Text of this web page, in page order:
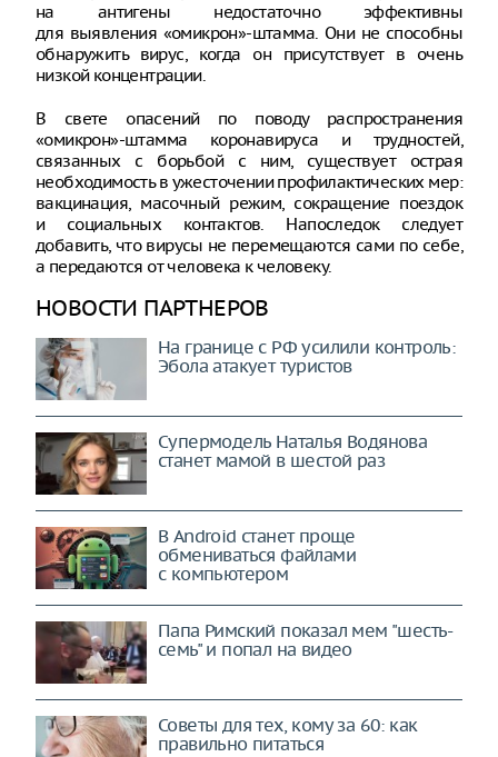
на антигены недостаточно эффективны
для выявления «омикрон»-штамма. Они не способны
обнаружить вирус, когда он присутствует в очень
низкой концентрации.
В свете опасений по поводу распространения
«омикрон»-штамма коронавируса и трудностей,
связанных с борьбой с ним, существует острая
необходимость в ужесточении профилактических мер:
вакцинация, масочный режим, сокращение поездок
и социальных контактов. Напоследок следует
добавить, что вирусы не перемещаются сами по себе,
а передаются от человека к человеку.
НОВОСТИ ПАРТНЕРОВ
На границе с РФ усилили контроль:
Эбола атакует туристов
Супермодель Наталья Водянова
станет мамой в шестой раз
В Android станет проще
обмениваться файлами
с компьютером
Папа Римский показал мем "шесть-
семь" и попал на видео
Советы для тех, кому за 60: как
правильно питаться